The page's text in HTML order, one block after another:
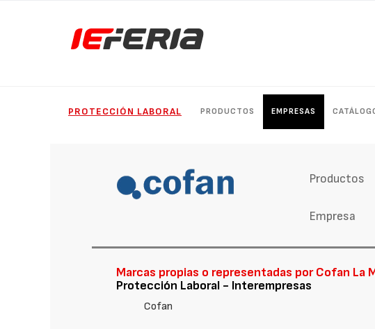
PROTECCIÓN LABORAL PRODUCTOS EMPRESAS
Productos
Empresa
Marcas propias o representadas por Cofan La
Protección Laboral - Interempresas
Cofan